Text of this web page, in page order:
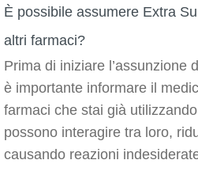
È possibile assumere Extra
altri farmaci?
Prima di iniziare l’assunzione
è importante informare il
farmaci che stai già
possono interagire tra loro,
causando reazioni